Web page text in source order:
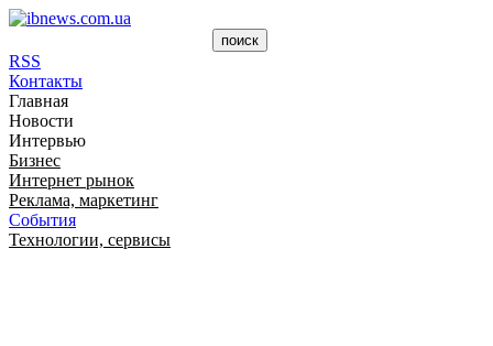
RSS
Контакты
Главная
Новости
Интервью
Бизнес
Интернет рынок
Реклама, маркетинг
События
Технологии, сервисы